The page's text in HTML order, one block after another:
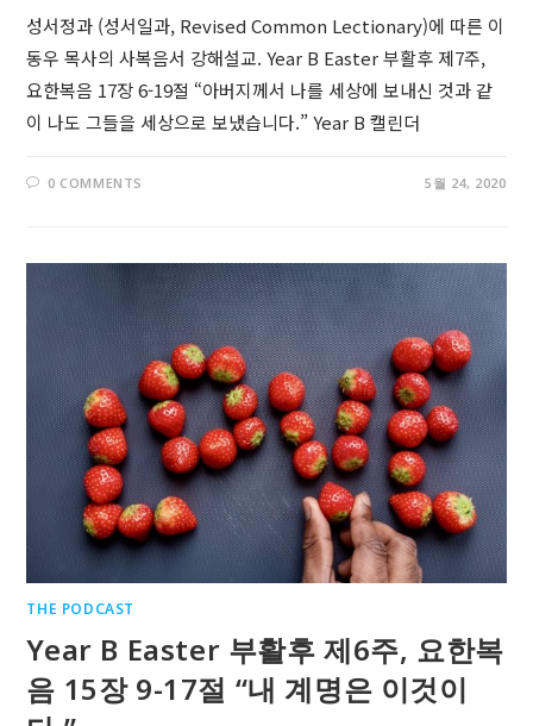
성서정과 (성서일과, Revised Common Lectionary)에 따른 이
동우 목사의 사복음서 강해설교. Year B Easter 부활후 제7주,
요한복음 17장 6-19절 “아버지께서 나를 세상에 보내신 것과 같
이 나도 그들을 세상으로 보냈습니다.” Year B 캘린더
0 COMMENTS 5월 24, 2020
THE PODCAST
Year B Easter 부활후 제6주, 요한복
음 15장 9-17절 “내 계명은 이것이